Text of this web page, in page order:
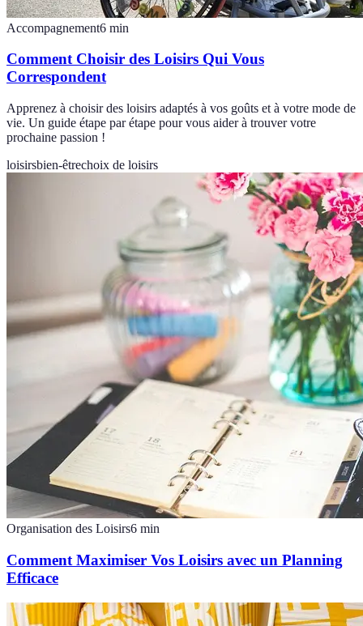
Accompagnement6 min
Comment Choisir des Loisirs Qui Vous
Correspondent
Apprenez à choisir des loisirs adaptés à vos goûts et à votre mode de
vie. Un guide étape par étape pour vous aider à trouver votre
prochaine passion !
loisirsbien-êtrechoix de loisirs
Organisation des Loisirs6 min
Comment Maximiser Vos Loisirs avec un Planning
Efficace